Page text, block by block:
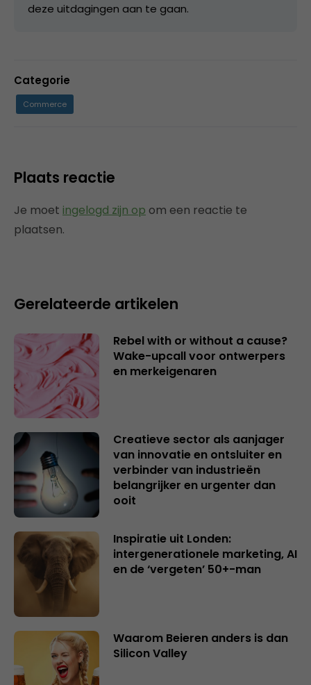
deze uitdagingen aan te gaan.
Categorie
Commerce
Plaats reactie
Je moet ingelogd zijn op om een reactie te
plaatsen.
Gerelateerde artikelen
Rebel with or without a cause?
Wake-upcall voor ontwerpers
en merkeigenaren
Creatieve sector als aanjager
van innovatie en ontsluiter en
verbinder van industrieën
belangrijker en urgenter dan
ooit
Inspiratie uit Londen:
intergenerationele marketing, AI
en de ‘vergeten’ 50+-man
Waarom Beieren anders is dan
Silicon Valley